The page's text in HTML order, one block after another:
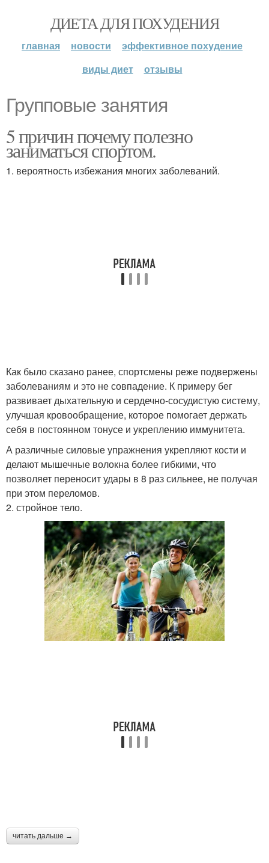
ДИЕТА ДЛЯ ПОХУДЕНИЯ
главная новости
эффективное похудение
виды диет
отзывы
Групповые занятия
5 причин почему полезно
заниматься спортом.
1. вероятность избежания многих заболеваний.
Как было сказано ранее, спортсмены реже подвержены
заболеваниям и это не совпадение. К примеру бег
развивает дыхательную и сердечно-сосудистую систему,
улучшая кровообращение, которое помогает держать
себя в постоянном тонусе и укреплению иммунитета.
А различные силовые упражнения укрепляют кости и
делают мышечные волокна более гибкими, что
позволяет переносит удары в 8 раз сильнее, не получая
при этом переломов.
2. стройное тело.
читать дальше →